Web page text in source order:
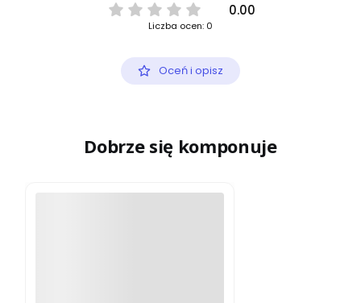
0.00
Liczba ocen: 0
Oceń i opisz
Dobrze się komponuje